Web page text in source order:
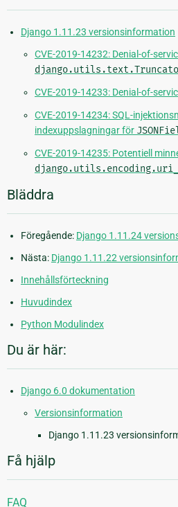
Django 1.11.23 versionsinformation
CVE-2019-14232: Denial-of-
CVE-2019-14233: Denial-of-
CVE-2019-14234: SQL-
indexuppslagningar för
CVE-2019-14235: Potentiell
Bläddra
Föregående: Django 1.11.24
Nästa: Django 1.11.22
Innehållsförteckning
Huvudindex
Python Modulindex
Du är här:
Django 6.0 dokumentation
Versionsinformation
Django 1.11.23
Få hjälp
FAQ